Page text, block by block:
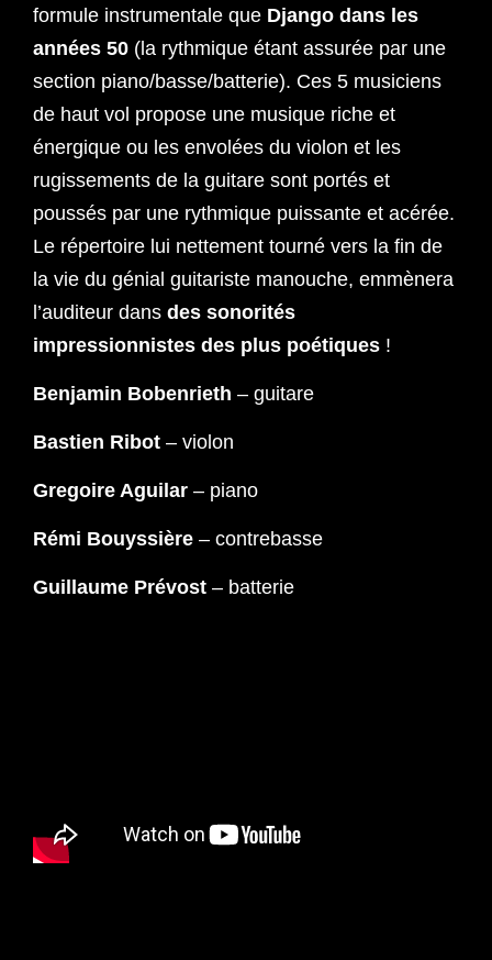
formule instrumentale que Django dans les
années 50 (la rythmique étant assurée par une
section piano/basse/batterie). Ces 5 musiciens
de haut vol propose une musique riche et
énergique ou les envolées du violon et les
rugissements de la guitare sont portés et
poussés par une rythmique puissante et acérée.
Le répertoire lui nettement tourné vers la fin de
la vie du génial guitariste manouche, emmènera
l’auditeur dans des sonorités
impressionnistes des plus poétiques !
Benjamin Bobenrieth – guitare
Bastien Ribot – violon
Gregoire Aguilar – piano
Rémi Bouyssière – contrebasse
Guillaume Prévost – batterie